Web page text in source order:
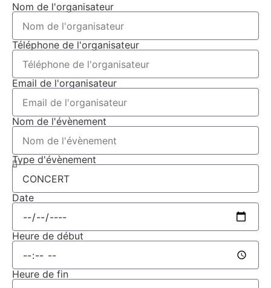
Nom de l'organisateur
Téléphone de l'organisateur
Email de l'organisateur
Nom de l'évènement
Type d'évènement
Date
Heure de début
Heure de fin